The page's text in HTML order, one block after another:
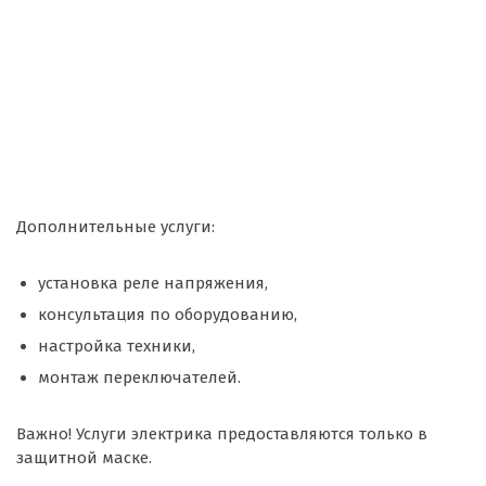
Дополнительные услуги:
установка реле напряжения,
консультация по оборудованию,
настройка техники,
монтаж переключателей.
Важно! Услуги электрика предоставляются только в
защитной маске.